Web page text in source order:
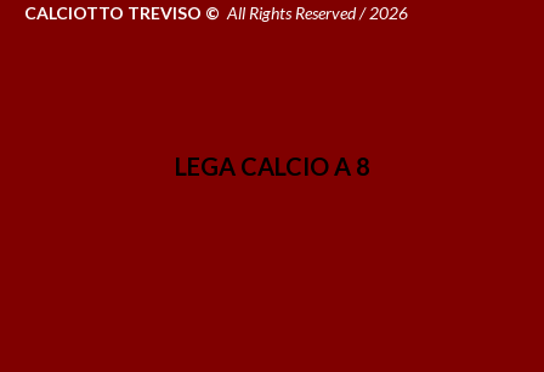
CALCIOTTO TREVISO © All Rights Reserved / 2026
LEGA CALCIO A 8